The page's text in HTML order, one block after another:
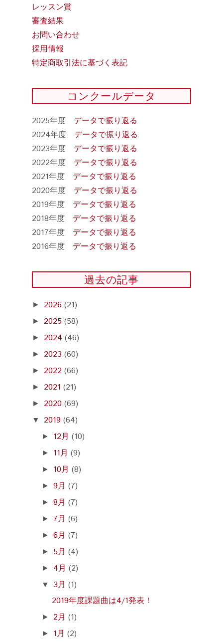
レッスン賞
審査結果
お問い合わせ
採用情報
特定商取引法に基づく表記
コンクールデータ
2025年度 データで振り返る
2024年度 データで振り返る
2023年度 データで振り返る
2022年度 データで振り返る
2021年度 データで振り返る
2020年度 データで振り返る
2019年度 データで振り返る
2018年度 データで振り返る
2017年度 データで振り返る
2016年度 データで振り返る
過去の記事
► 2026 (21)
► 2025 (58)
► 2024 (46)
► 2023 (60)
► 2022 (66)
► 2021 (21)
► 2020 (69)
▼ 2019 (64)
► 12月(10)
► 11月(9)
► 10月(8)
►9月(7)
►8月(7)
► 7月(6)
►6月(7)
► 5月(4)
► 4月(2)
▼ 3月(1)
2019年度課題曲は4/1発表！
► 2月(1)
► 1月(2)